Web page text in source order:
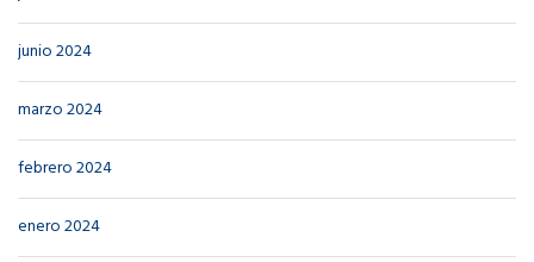
junio 2024
marzo 2024
febrero 2024
enero 2024